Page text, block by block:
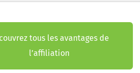
tous les avantages de
l’affiliation